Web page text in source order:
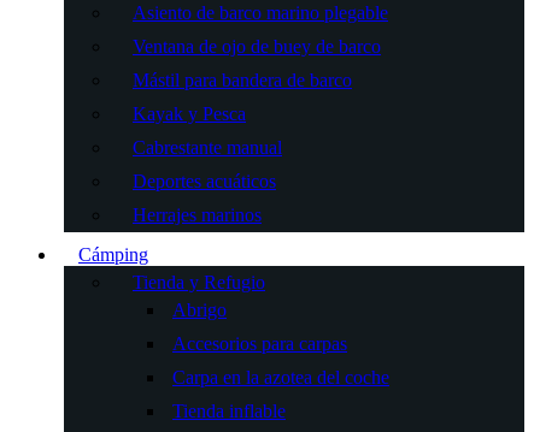
Asiento de barco marino plegable
Ventana de ojo de buey de barco
Mástil para bandera de barco
Kayak y Pesca
Cabrestante manual
Deportes acuáticos
Herrajes marinos
Cámping
Tienda y Refugio
Abrigo
Accesorios para carpas
Carpa en la azotea del coche
Tienda inflable